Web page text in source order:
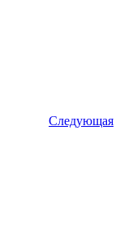
Следующая